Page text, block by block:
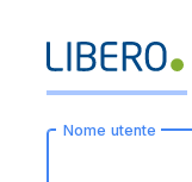
Nome utente